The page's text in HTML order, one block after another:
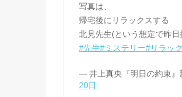
写真は、
帰宅後にリラックスする
北見先生(という想定で昨日
#先生#ミステリー#リラッ
— 井上真央『明日の約束』
20日